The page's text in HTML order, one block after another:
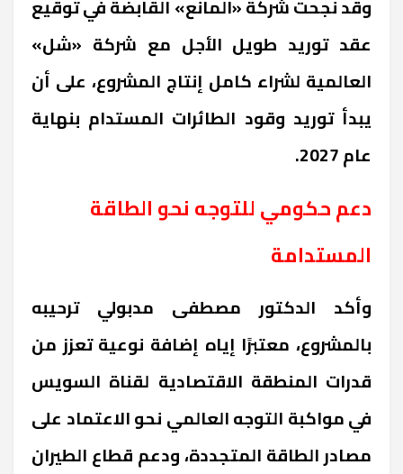
وقد نجحت شركة «المانع» القابضة في توقيع
عقد توريد طويل الأجل مع شركة «شل»
العالمية لشراء كامل إنتاج المشروع، على أن
يبدأ توريد وقود الطائرات المستدام بنهاية
عام 2027.
دعم حكومي للتوجه نحو الطاقة
المستدامة
وأكد الدكتور مصطفى مدبولي ترحيبه
بالمشروع، معتبرًا إياه إضافة نوعية تعزز من
قدرات المنطقة الاقتصادية لقناة السويس
في مواكبة التوجه العالمي نحو الاعتماد على
مصادر الطاقة المتجددة، ودعم قطاع الطيران